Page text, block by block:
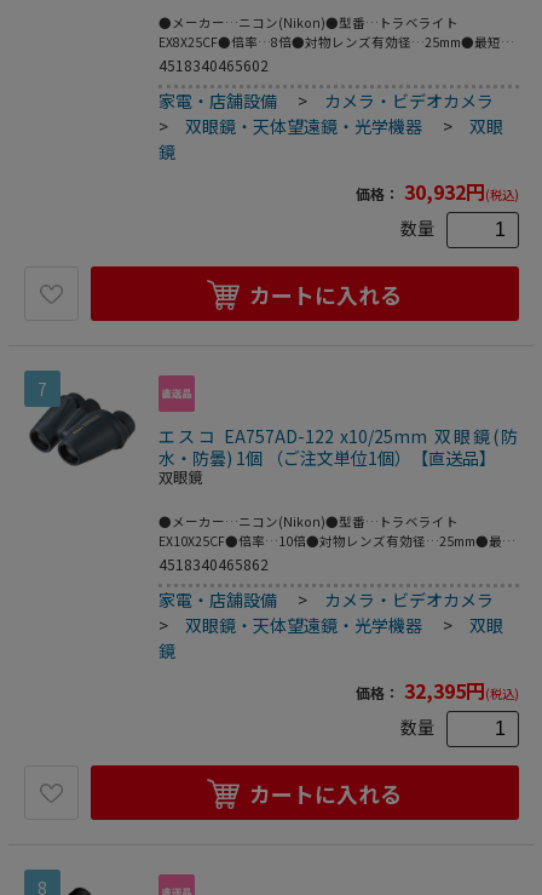
視界が明るいモデルがおすすめです｡アキュロンT02は､光の
透過率を高める多層膜コーティングを採用｡屋内だけでなく､
曇天
●メーカー…ニコン(Nikon)●型番…トラベライト
EX8X25CF●倍率…8倍●対物レンズ有効径…25mm●最短合
焦距離…2.8m●実視界…6.3°●見掛視界…47.5°見掛視
界:ISO14132-1:2002に基づいた見掛視界の表記数値｡
●1000mにおける視界…110m●ひとみ径…3.1mm●アイレ
リーフ…15.5mm●明るさ…9.6●眼幅調整範囲…
56~72mm●サイズ…116(W)×56(D)×100(H)mm●重量…
355g●防水性能…2mの水深に5分間浸かっても影響のない
トラップ付属●携帯性に優れた軽量・コンパクトボディ｡●
本体内部に窒素ガスを充填した全天候防水型双眼鏡なので､
突然の雨や水しぶきにも安心｡●メガネを掛けたままでも見
目当ては扱いやすいターンスライド方式｡●視度調整リング
は､視度がずれにくいクリックストップ機構｡●レンズ・プリ
4518340465602
家電・店舗設備 > カメラ・ビデオカメラ
>双眼鏡・天体望遠鏡・光学機器 >双眼
鏡
価格： 30,932円(税込)
数量
カートに入れる
7
エスコ EA757AD-122 x10/25mm 双眼鏡(防
水・防曇) 1個 （ご注文単位1個）【直送品】
双眼鏡
●メーカー…ニコン(Nikon)●型番…トラベライト
EX10X25CF●倍率…10倍●対物レンズ有効径…25mm●最短
合焦距離…2.8m●実視界…5.0°●見掛視界…47.2°見掛視
界:ISO14132-1:2002に基づいた見掛視界の表記数値｡
●1000mにおける視界…87m●ひとみ径…2.5mm●アイレリ
ーフ…15.9mm●明るさ…6.3●眼幅調整範囲…56~72mm●
サイズ…116(W)×56(D)×102(H)mm●重量…365g●防水性
能…2mの水深に5分間浸かっても影響のない防水設計(水中
●携帯性に優れた軽量・コンパクトボディ｡●本体内部に窒
素ガスを充填した全天候防水型双眼鏡なので､突然の雨や水
しぶきにも安心｡●メガネを掛けたままでも見やすい､ロング
やすいターンスライド方式｡●視度調整リングは､視度がずれ
にくいクリックストップ機構｡●レンズ・プリズムにエコガ
4518340465862
家電・店舗設備 > カメラ・ビデオカメラ
>双眼鏡・天体望遠鏡・光学機器 >双眼
鏡
価格： 32,395円(税込)
数量
カートに入れる
8